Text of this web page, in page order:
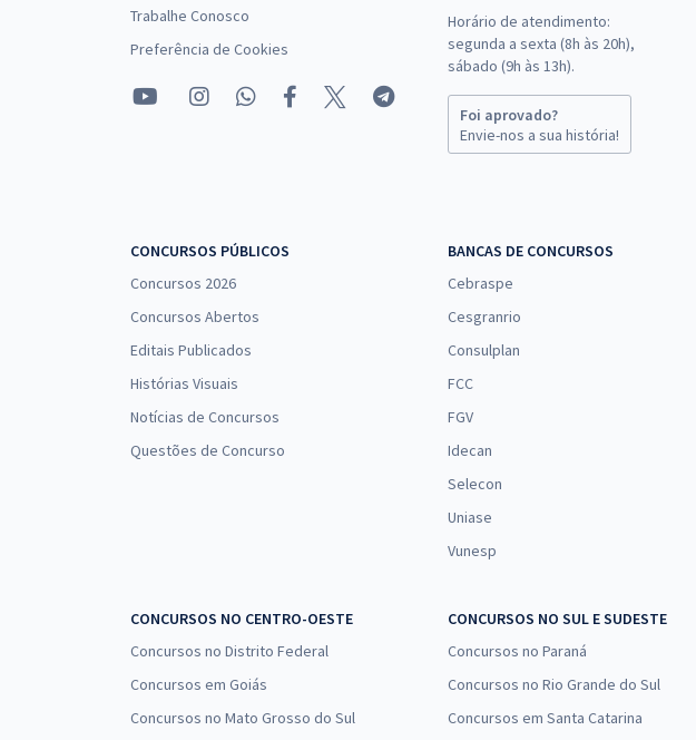
Trabalhe Conosco
Preferência de Cookies
Horário de atendimento:
segunda a sexta (8h às 20h),
sábado (9h às 13h).
Foi aprovado?
Envie-nos a sua história!
CONCURSOS PÚBLICOS
Concursos 2026
Concursos Abertos
Editais Publicados
Histórias Visuais
Notícias de Concursos
Questões de Concurso
BANCAS DE CONCURSOS
Cebraspe
Cesgranrio
Consulplan
FCC
FGV
Idecan
Selecon
Uniase
Vunesp
CONCURSOS NO CENTRO-OESTE
Concursos no Distrito Federal
Concursos em Goiás
Concursos no Mato Grosso do Sul
CONCURSOS NO SUL E SUDESTE
Concursos no Paraná
Concursos no Rio Grande do Sul
Concursos em Santa Catarina